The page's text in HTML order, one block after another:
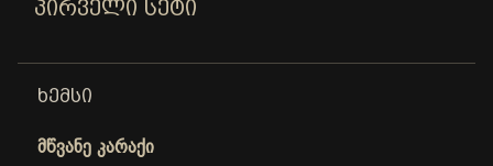
ᲞᲘᲠᲕᲔᲚᲘ ᲡᲔᲢᲘ
ᲮᲔᲛᲡᲘ
მწვანე კარაქი